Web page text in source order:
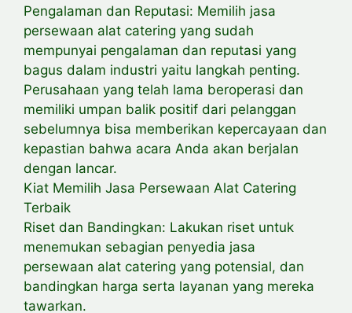
Pengalaman dan Reputasi: Memilih jasa
persewaan alat catering yang sudah
mempunyai pengalaman dan reputasi yang
bagus dalam industri yaitu langkah penting.
Perusahaan yang telah lama beroperasi dan
memiliki umpan balik positif dari pelanggan
sebelumnya bisa memberikan kepercayaan dan
kepastian bahwa acara Anda akan berjalan
dengan lancar.
Kiat Memilih Jasa Persewaan Alat Catering
Terbaik
Riset dan Bandingkan: Lakukan riset untuk
menemukan sebagian penyedia jasa
persewaan alat catering yang potensial, dan
bandingkan harga serta layanan yang mereka
tawarkan.